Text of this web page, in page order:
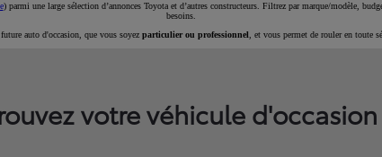
) parmi une large sélection d’annonces Toyota et d’autres constructeurs. Filtrez par marque/modèle,
besoins.
auto d'occasion, que vous soyez particulier ou professionnel , et vous permet de rouler en toute
votre véhicule d'occasion